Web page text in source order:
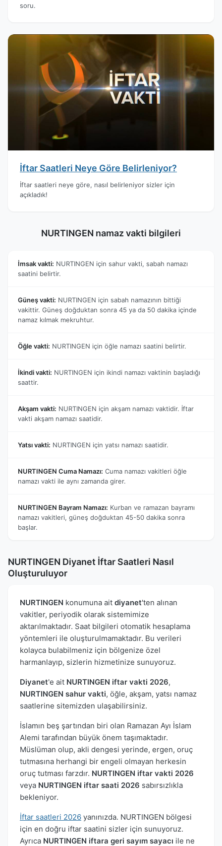
soru.
İftar Saatleri Neye Göre Belirleniyor?
İftar saatleri neye göre, nasıl belirleniyor sizler için
açıkladık!
NURTINGEN namaz vakti bilgileri
İmsak vakti: NURTINGEN için sahur vakti, sabah namazı
saatini belirtir.
Güneş vakti: NURTINGEN için sabah namazının bittiği
vakittir. Güneş doğduktan sonra 45 ya da 50 dakika içinde
namaz kılmak mekruhtur.
Öğle vakti: NURTINGEN için öğle namazı saatini belirtir.
İkindi vakti: NURTINGEN için ikindi namazı vaktinin başladığı
saattir.
Akşam vakti: NURTINGEN için akşam namazı vaktidir. İftar
vakti akşam namazı saatidir.
Yatsı vakti: NURTINGEN için yatsı namazı saatidir.
NURTINGEN Cuma Namazı: Cuma namazı vakitleri öğle
namazı vakti ile aynı zamanda girer.
NURTINGEN Bayram Namazı: Kurban ve ramazan bayramı
namazı vakitleri, güneş doğduktan 45-50 dakika sonra
başlar.
NURTINGEN Diyanet İftar Saatleri Nasıl
Oluşturuluyor
NURTINGEN konumuna ait diyanet'ten alınan
vakitler, periyodik olarak sistemimize
aktarılmaktadır. Saat bilgileri otomatik hesaplama
yöntemleri ile oluşturulmamaktadır. Bu verileri
kolayca bulabilmeniz için bölgenize özel
harmanlayıp, sizlerin hizmetinize sunuyoruz.
Diyanet'e ait NURTINGEN iftar vakti 2026,
NURTINGEN sahur vakti, öğle, akşam, yatsı namaz
saatlerine sitemizden ulaşabilirsiniz.
İslamın beş şartından biri olan Ramazan Ayı İslam
Alemi tarafından büyük önem taşımaktadır.
Müslüman olup, akli dengesi yerinde, ergen, oruç
tutmasına herhangi bir engeli olmayan herkesin
oruç tutması farzdır. NURTINGEN iftar vakti 2026
veya NURTINGEN iftar saati 2026 sabırsızlıkla
bekleniyor.
İftar saatleri 2026 yanınızda. NURTINGEN bölgesi
için en doğru iftar saatini sizler için sunuyoruz.
Ayrıca NURTINGEN iftara geri sayım sayacı ile ne